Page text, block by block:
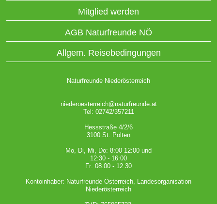
Mitglied werden
AGB Naturfreunde NÖ
Allgem. Reisebedingungen
Naturfreunde Niederösterreich
niederoesterreich@naturfreunde.at
Tel: 02742/357211
Hessstraße 4/2/6
3100 St. Pölten
Mo, Di, Mi, Do: 8:00-12:00 und
12:30 - 16:00
Fr: 08:00 - 12:30
Kontoinhaber: Naturfreunde Österreich, Landesorganisation
Niederösterreich